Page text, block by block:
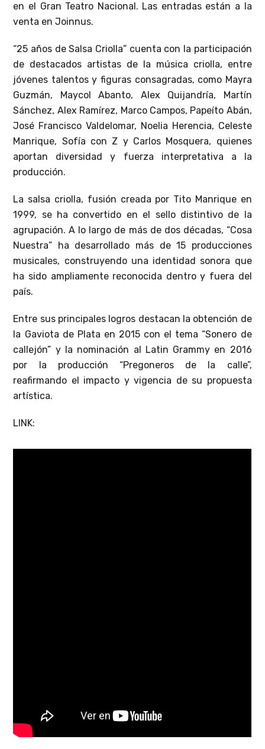
en el Gran Teatro Nacional. Las entradas están a la
venta en Joinnus.
“25 años de Salsa Criolla” cuenta con la participación
de destacados artistas de la música criolla, entre
jóvenes talentos y figuras consagradas, como Mayra
Guzmán, Maycol Abanto, Alex Quijandría, Martín
Sánchez, Alex Ramírez, Marco Campos, Papeíto Abán,
José Francisco Valdelomar, Noelia Herencia, Celeste
Manrique, Sofía con Z y Carlos Mosquera, quienes
aportan diversidad y fuerza interpretativa a la
producción.
La salsa criolla, fusión creada por Tito Manrique en
1999, se ha convertido en el sello distintivo de la
agrupación. A lo largo de más de dos décadas, “Cosa
Nuestra” ha desarrollado más de 15 producciones
musicales, construyendo una identidad sonora que
ha sido ampliamente reconocida dentro y fuera del
país.
Entre sus principales logros destacan la obtención de
la Gaviota de Plata en 2015 con el tema “Sonero de
callejón” y la nominación al Latin Grammy en 2016
por la producción “Pregoneros de la calle”,
reafirmando el impacto y vigencia de su propuesta
artística.
LINK: